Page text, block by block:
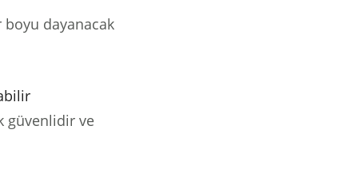
boyu dayanacak
güvenlidir ve